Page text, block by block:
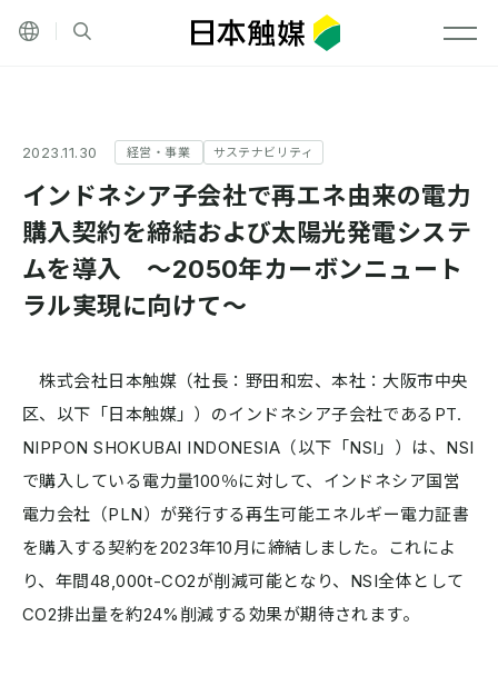
メニ
その他の言語
インドネシア子会社で再エネ由来の電力
購入契約を締結および太陽光発電システ
ムを導入 ～2050年カーボンニュート
ラル実現に向けて～
2023.11.30 経営・事業 サステナビリティ
株式会社日本触媒（社長：野田和宏、本社：大阪市中央
区、以下「日本触媒」）のインドネシア子会社であるPT.
NIPPON SHOKUBAI INDONESIA（以下「NSI」）は、NSI
で購入している電力量100％に対して、インドネシア国営
電力会社（PLN）が発行する再生可能エネルギー電力証書
を購入する契約を2023年10月に締結しました。これによ
り、年間48,000t-CO2が削減可能となり、NSI全体として
CO2排出量を約24%削減する効果が期待されます。